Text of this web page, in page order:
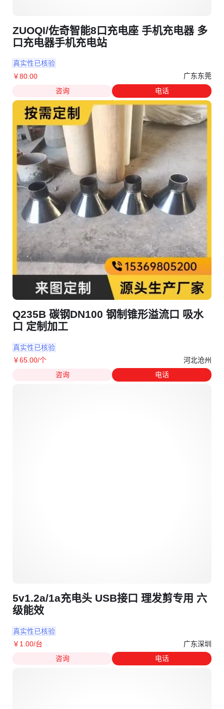
ZUOQI/佐奇智能8口充电座 手机充电器 多
口充电器手机充电站
真实性已核验
￥80 .00
广东东莞
咨询
电话
Q235B 碳钢DN100 钢制锥形溢流口 吸水
口 定制加工
真实性已核验
￥65 .00/个
河北沧州
咨询
电话
5v1.2a/1a充电头 USB接口 理发剪专用 六
级能效
真实性已核验
￥ 1 .00/台
广东深圳
咨询
电话